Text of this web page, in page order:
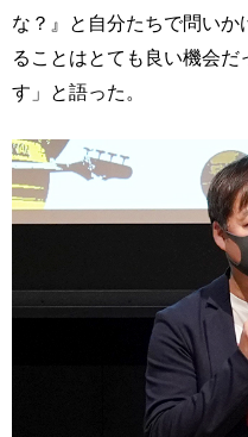
な？』と自分たちで問い
ることはとても良い機会だ
す」と語った。